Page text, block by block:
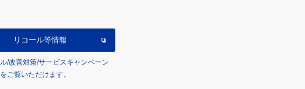
リコール等情報
/改善対策/サービスキャンペーン
ご覧いただけます。